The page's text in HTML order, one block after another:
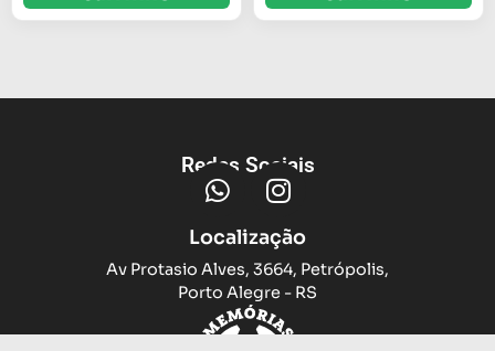
Redes Sociais
Localização
Av Protasio Alves, 3664, Petrópolis,
Porto Alegre - RS